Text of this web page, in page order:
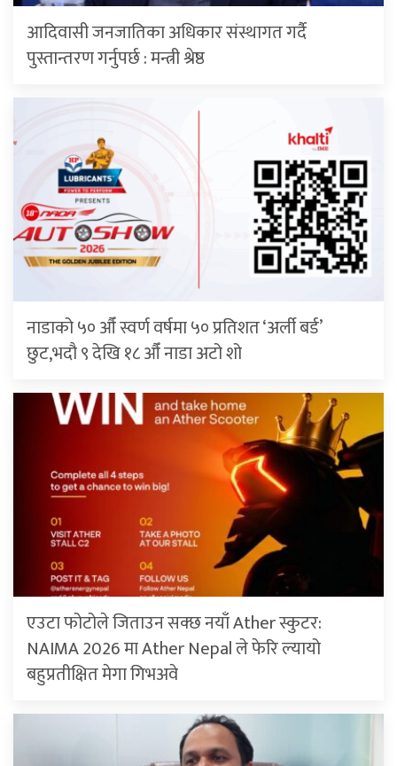
आदिवासी जनजातिका अधिकार संस्थागत गर्दै
पुस्तान्तरण गर्नुपर्छ : मन्त्री श्रेष्ठ
नाडाको ५० औँ स्वर्ण वर्षमा ५० प्रतिशत ‘अर्ली बर्ड’
छुट,भदौ ९ देखि १८ औँ नाडा अटो शो
एउटा फोटोले जिताउन सक्छ नयाँ Ather स्कुटर:
NAIMA 2026 मा Ather Nepal ले फेरि ल्यायो
बहुप्रतीक्षित मेगा गिभअवे